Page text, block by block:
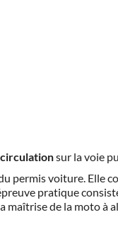
sur la voie
permis voiture. Elle
pratique
maîtrise de la moto à